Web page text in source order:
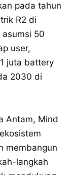
pada tahun
R2 di
50
user,
juta battery
2030 di
Antam, Mind
membangun
langkah